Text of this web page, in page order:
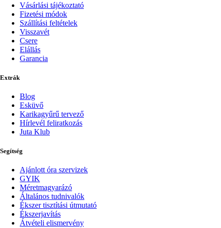
Vásárlási tájékoztató
Fizetési módok
Szállítási feltételek
Visszavét
Csere
Elállás
Garancia
Extrák
Blog
Esküvő
Karikagyűrű tervező
Hírlevél feliratkozás
Juta Klub
Segítség
Ajánlott óra szervizek
GYIK
Méretmagyarázó
Általános tudnivalók
Ékszer tisztítási útmutató
Ékszerjavítás
Átvételi elismervény